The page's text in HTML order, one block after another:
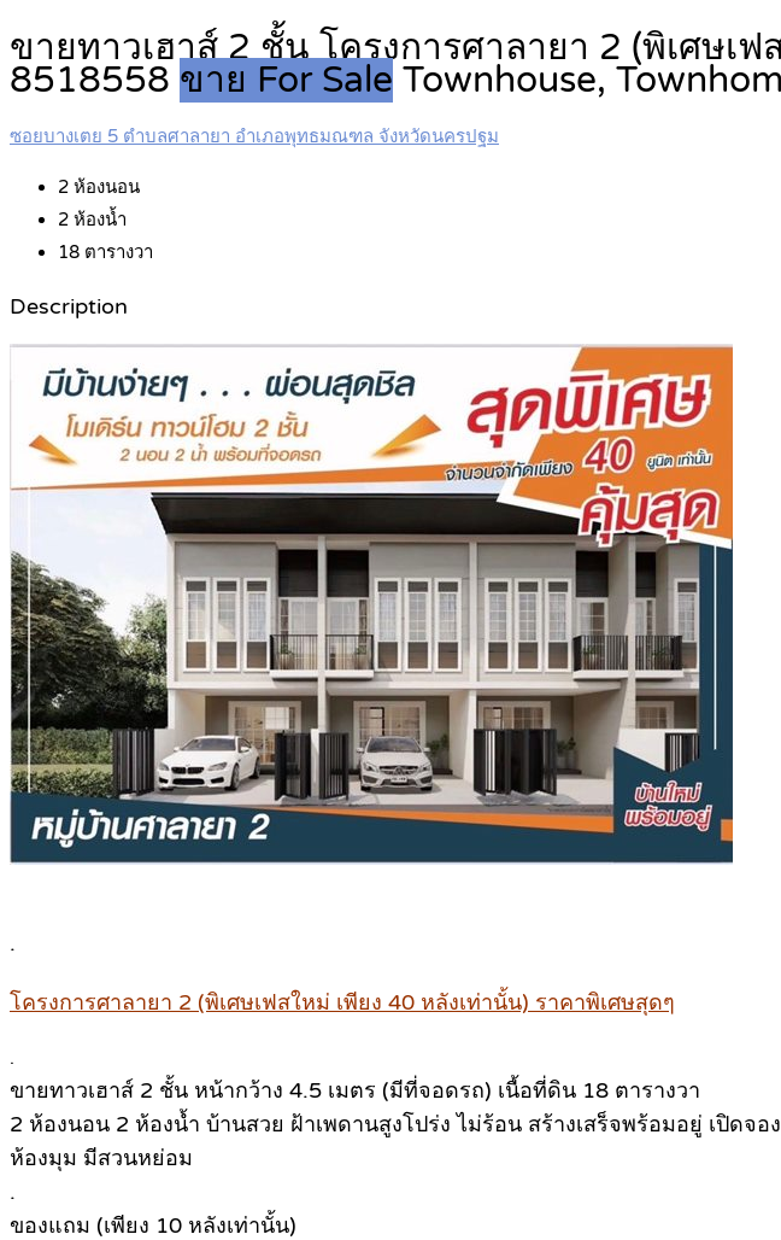
ขายทาวเฮาส์ 2 ชั้น โครงการศาลายา 2 (พิเศษเ
8518558 ขาย For Sale Townhouse,
ซอยบางเตย 5 ตำบลศาลายา อำเภอพุทธมณฑล จังหวัดนครปฐม
2 ห้องนอน
2 ห้องน้ำ
18 ตารางวา
Description
.
โครงการศาลายา 2 (พิเศษเฟสใหม่ เพียง 40 หลังเท่านั้น) ราคาพิเศษสุดๆ
.
ขายทาวเฮาส์ 2 ชั้น หน้ากว้าง 4.5 เมตร (มีที่จอดรถ) เนื้อที่ดิน 18 ตารางวา
2 ห้องนอน 2 ห้องน้ำ บ้านสวย ฝ้าเพดานสูงโปร่ง ไม่ร้อน สร้างเสร็จพร้อมอยู่ เปิดจอ
ห้องมุม มีสวนหย่อม
.
ของแถม (เพียง 10 หลังเท่านั้น)